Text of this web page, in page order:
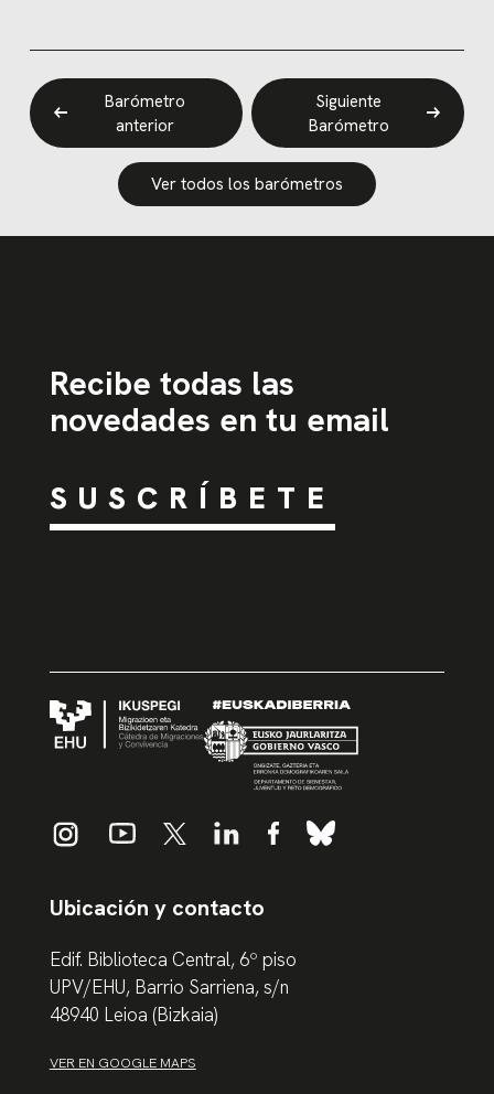
Barómetro
anterior
Siguiente
Barómetro
Ver todos los barómetros
Recibe todas las
novedades en tu email
SUSCRÍBETE
Ubicación y contacto
Edif. Biblioteca Central, 6º piso
UPV/EHU, Barrio Sarriena, s/n
48940 Leioa (Bizkaia)
VER EN GOOGLE MAPS